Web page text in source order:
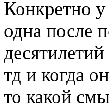
Конкретно
одна после
тд и когда
то какой